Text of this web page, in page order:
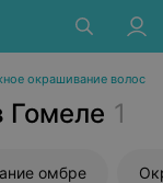
окрашивание волос
Гомеле 1
омбре